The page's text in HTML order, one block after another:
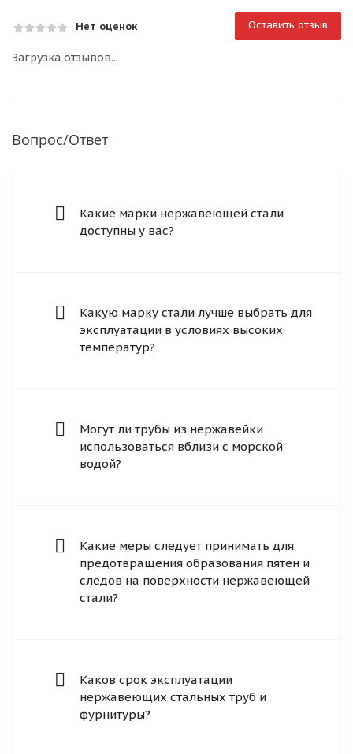
Нет оценок Оставить отзыв
Загрузка отзывов...
Вопрос/Ответ
Какие марки нержавеющей стали
доступны у вас?
Какую марку стали лучше выбрать для
эксплуатации в условиях высоких
температур?
Могут ли трубы из нержавейки
использоваться вблизи с морской
водой?
Какие меры следует принимать для
предотвращения образования пятен и
следов на поверхности нержавеющей
стали?
Каков срок эксплуатации
нержавеющих стальных труб и
фурнитуры?